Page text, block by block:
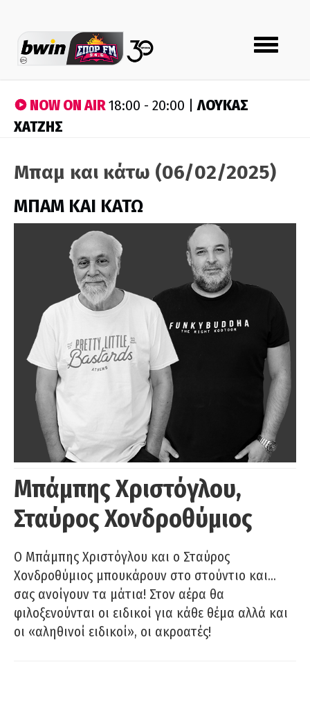
Toggle
navigation
NOW ON AIR18:00 - 20:00 |ΛΟΥΚΑΣ
ΧΑΤΖΗΣ
Μπαμ και κάτω (06/02/2025)
ΜΠΑΜ ΚΑΙ ΚΑΤΩ
Μπάμπης Χριστόγλου,
Σταύρος Χονδροθύμιος
O Μπάμπης Χριστόγλου και ο Σταύρος
Χονδροθύμιος μπουκάρουν στο στούντιο και…
σας ανοίγουν τα μάτια! Στον αέρα θα
φιλοξενούνται οι ειδικοί για κάθε θέμα αλλά και
οι «αληθινοί ειδικοί», οι ακροατές!